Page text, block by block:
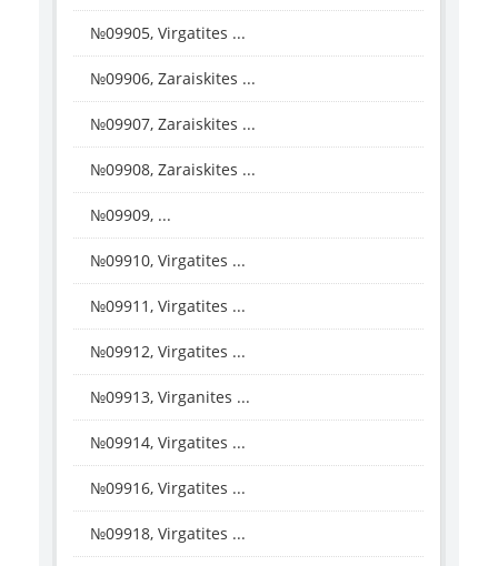
№09905, Virgatites ...
№09906, Zaraiskites ...
№09907, Zaraiskites ...
№09908, Zaraiskites ...
№09909, ...
№09910, Virgatites ...
№09911, Virgatites ...
№09912, Virgatites ...
№09913, Virganites ...
№09914, Virgatites ...
№09916, Virgatites ...
№09918, Virgatites ...